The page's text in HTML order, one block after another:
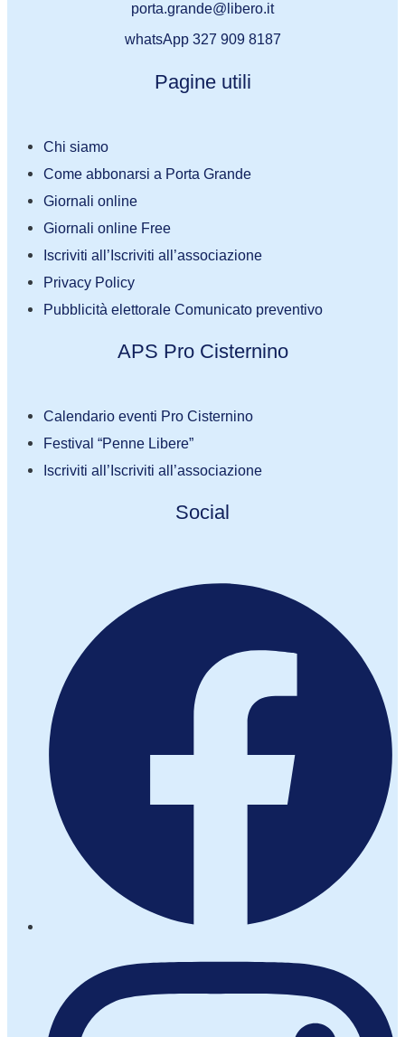
porta.grande@libero.it
whatsApp 327 909 8187
Pagine utili
Chi siamo
Come abbonarsi a Porta Grande
Giornali online
Giornali online Free
Iscriviti all’Iscriviti all’associazione
Privacy Policy
Pubblicità elettorale Comunicato preventivo
APS Pro Cisternino
Calendario eventi Pro Cisternino
Festival “Penne Libere”
Iscriviti all’Iscriviti all’associazione
Social